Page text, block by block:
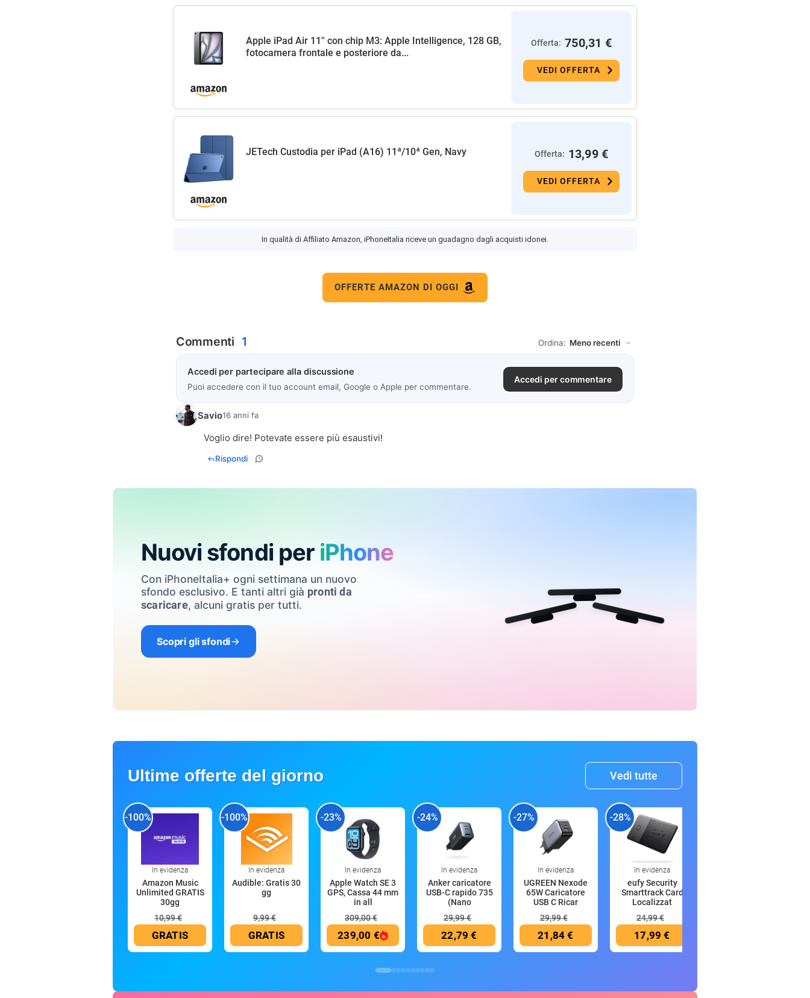
Apple iPad Air 11'' con chip M3: Apple Intelligence, 128 GB,
fotocamera frontale e posteriore da...
Offerta: 750,31 €
VEDI OFFERTA
JETech Custodia per iPad (A16) 11ª/10ª Gen, Navy Offerta: 13,99 €
VEDI OFFERTA
In qualità di Affiliato Amazon, iPhoneItalia riceve un guadagno dagli acquisti idonei.
OFFERTE AMAZON DI OGGI
Commenti 1 Ordina:
Accedi per partecipare alla discussione
Puoi accedere con il tuo account email, Google o Apple per commentare.
Accedi per commentare
Savio16 anni fa
Voglio dire! Potevate essere più esaustivi!
Rispondi
Nuovi sfondi per iPhone
Con iPhoneItalia+ ogni settimana un nuovo
sfondo esclusivo. E tanti altri già pronti da
scaricare, alcuni gratis per tutti.
Scopri gli sfondi
Ultime offerte del giorno Vedi tutte
-100%
In evidenza
Amazon Music
Unlimited GRATIS
30gg
10,99 €
GRATIS
-100%
In evidenza
Audible: Gratis 30
gg
9,99 €
GRATIS
-23%
In evidenza
Apple Watch SE 3
GPS, Cassa 44 mm
in all
309,00 €
239,00 €
-24%
In evidenza
Anker caricatore
USB-C rapido 735
(Nano
29,99 €
22,79 €
-27%
In evidenza
UGREEN Nexode
65W Caricatore
USB C Ricar
29,99 €
21,84 €
-28%
In evidenza
eufy Security
Smarttrack Card
Localizzat
24,99 €
17,99 €